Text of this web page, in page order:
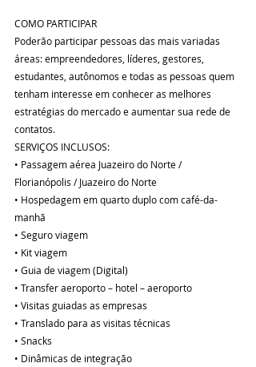
COMO PARTICIPAR
Poderão participar pessoas das mais variadas
áreas: empreendedores, líderes, gestores,
estudantes, autônomos e todas as pessoas quem
tenham interesse em conhecer as melhores
estratégias do mercado e aumentar sua rede de
contatos.
SERVIÇOS INCLUSOS:
• Passagem aérea Juazeiro do Norte /
Florianópolis / Juazeiro do Norte
• Hospedagem em quarto duplo com café-da-
manhã
• Seguro viagem
• Kit viagem
• Guia de viagem (Digital)
• Transfer aeroporto – hotel – aeroporto
• Visitas guiadas as empresas
• Translado para as visitas técnicas
• Snacks
• Dinâmicas de integração